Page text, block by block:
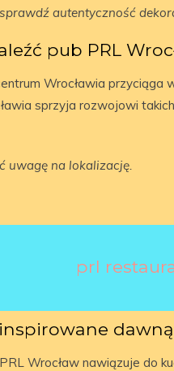
autentyczność
pub PRL
Wrocławia przyciąga
sprzyja rozwojowi
uwagę na lokalizację.
prl
Wrocław nawiązuje do